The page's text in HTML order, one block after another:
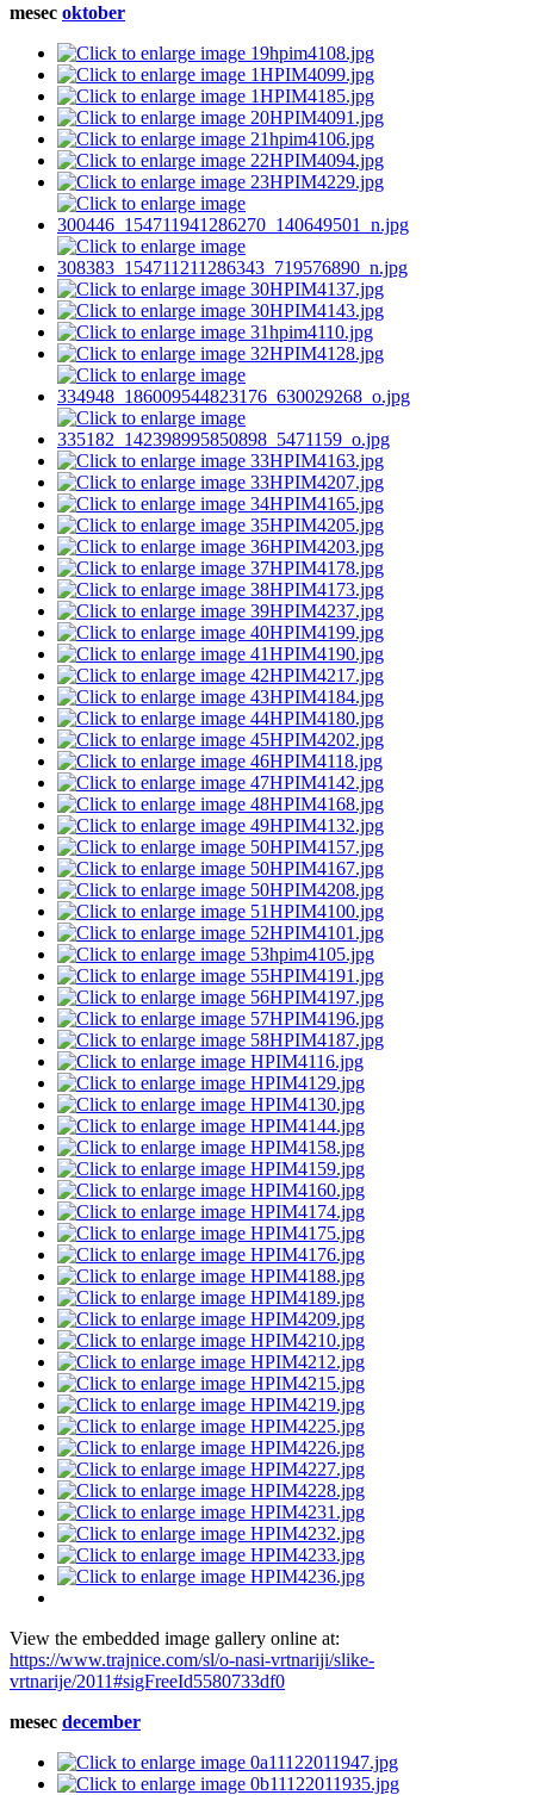
mesec oktober
View the embedded image gallery online at:
https://www.trajnice.com/sl/o-nasi-vrtnariji/slike-
vrtnarije/2011#sigFreeId5580733df0
mesec december